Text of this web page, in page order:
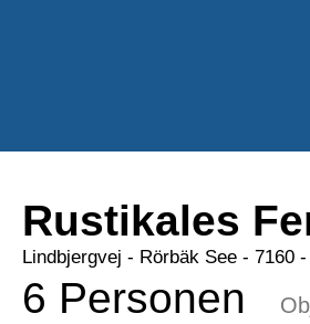
Rustikales
Lindbjergvej - Rörbäk See - 7160 -
6 Personen